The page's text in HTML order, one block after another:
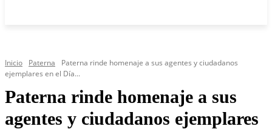
Inicio Paterna
Paterna rinde homenaje a sus agentes y ciudadanos
ejemplares en el Día...
Paterna rinde homenaje a sus
agentes y ciudadanos ejemplares